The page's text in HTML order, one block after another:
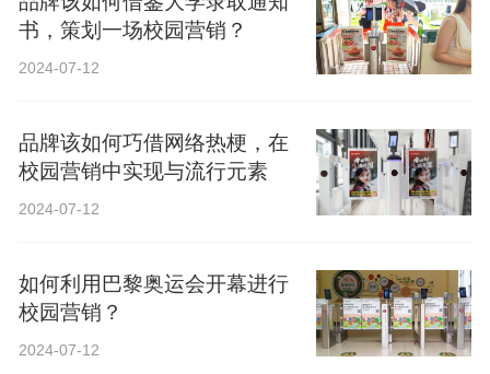
书，策划一场校园营销？
2024-07-12
品牌该如何巧借网络热梗，在
校园营销中实现与流行元素
2024-07-12
如何利用巴黎奥运会开幕进行
校园营销？
2024-07-12